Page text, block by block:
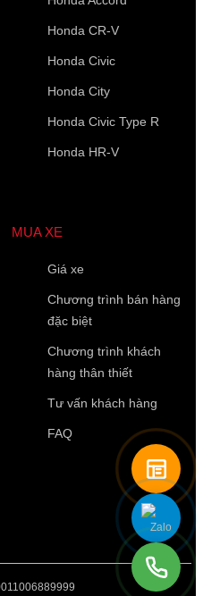
Honda CR-V
Honda Civic
Honda City
Honda Civic Type R
Honda HR-V
MUA XE
Giá xe
Chương trình bán hàng
đặc biệt
Chương trình khách
hàng thân thiết
Tư vấn khách hàng
FAQ